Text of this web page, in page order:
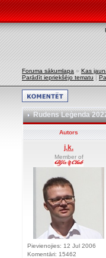
Foruma sākumlapa » Kas
Parādīt iepriekšējo tematu |
Rudens Leģenda
Autors
j.k.
Member of
Pievienojies: 12 Jul 2006
Komentāri: 15462